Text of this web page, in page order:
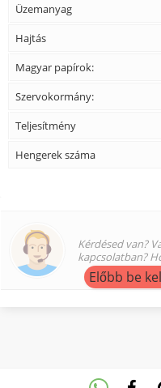
Üzemanyag
Hajtás
Magyar papírok:
Szervokormány:
Teljesítmény
Hengerek száma
Kérdésed van?
kapcsolatban?
Előbb be